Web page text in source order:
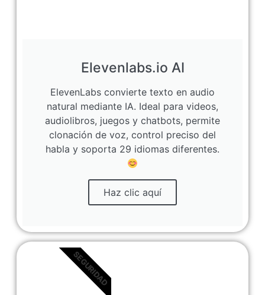
Elevenlabs.io AI
ElevenLabs convierte texto en audio
natural mediante IA. Ideal para videos,
audiolibros, juegos y chatbots, permite
clonación de voz, control preciso del
habla y soporta 29 idiomas diferentes.
Haz clic aquí
SEGURIDAD